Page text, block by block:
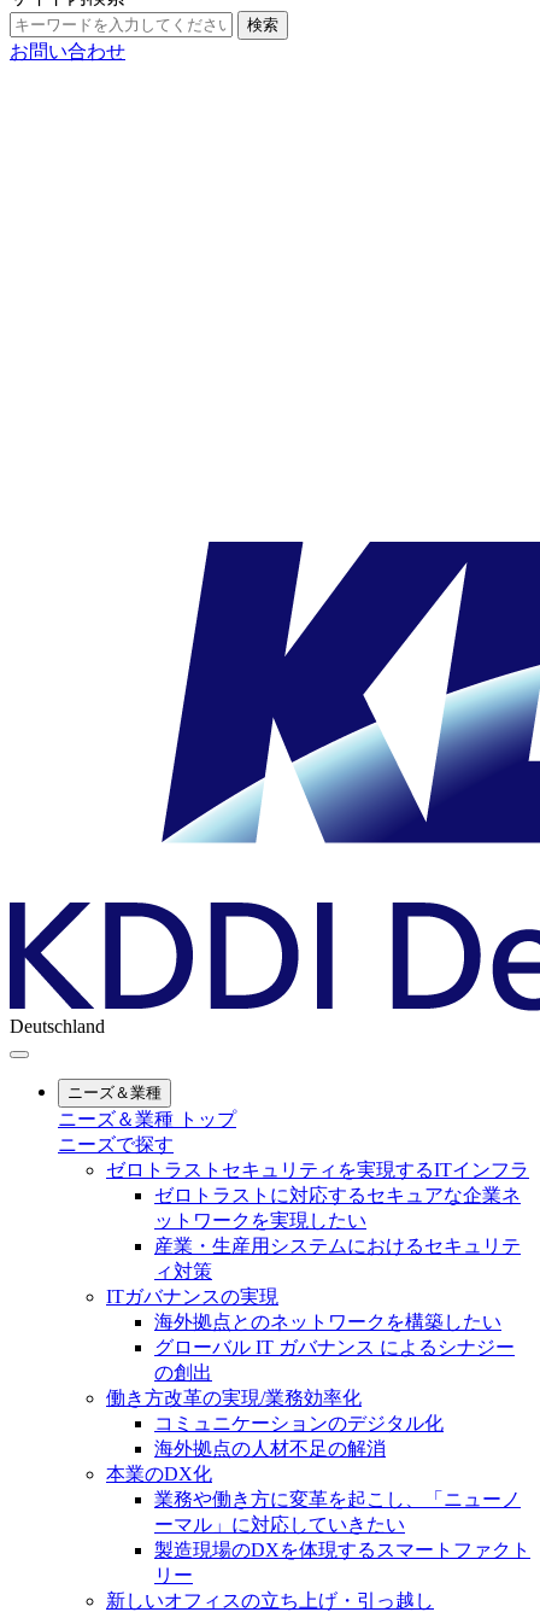
検索
お問い合わせ
Deutschland
ニーズ＆業種
ニーズ＆業種 トップ
ニーズで探す
ゼロトラストセキュリティを実現するITインフラ
ゼロトラストに対応するセキュアな企業ネ
ットワークを実現したい
産業・生産用システムにおけるセキュリテ
ィ対策
ITガバナンスの実現
海外拠点とのネットワークを構築したい
グローバル IT ガバナンス によるシナジー
の創出
働き方改革の実現/業務効率化
コミュニケーションのデジタル化
海外拠点の人材不足の解消
本業のDX化
業務や働き方に変革を起こし、「ニューノ
ーマル」に対応していきたい
製造現場のDXを体現するスマートファクト
リー
新しいオフィスの立ち上げ・引っ越し